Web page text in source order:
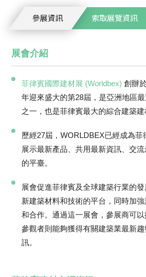
參展資訊 索取展覽資訊
展會介紹
菲律賓國際建材展 (Worldbex)創辦
年迎來盛大的第28屆，是亞洲地區
之一，也是菲律賓最大的綜合建築建
歷經27屆，WORLDBEX已經成為菲
展示最新產品、共用最新資訊、交
的平臺。
展會促進菲律賓及全球建築行業的
新建築材料和技術的平台，同時加
和合作。通過這一展會，參展商可
參觀者則能夠獲得有關建築業最新
訊。